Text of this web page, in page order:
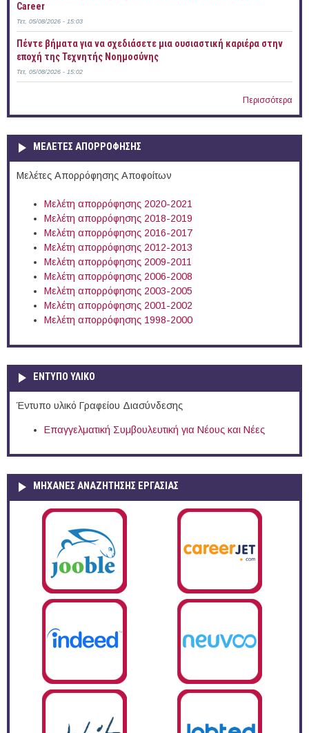
Career
Τετ, 05/08/2026 - 15:03
Πέντε βήματα για να σχεδιάσετε μια ουσιαστική καριέρα στην
εποχή της Τεχνητής Νοημοσύνης
Τετ, 05/08/2026 - 15:02
Περισσότερα
ΜΕΛΕΤΕΣ ΑΠΟΡΡΟΦΗΣΗΣ
Μελέτες Απορρόφησης Αποφοίτων
Μελέτη απορρόφησης 2020-2021
Μελέτη απορρόφησης 2018-2019
Μελέτη απορρόφησης 2016-2017
Μελέτη απορρόφησης 2012-2013
Μελέτη απορρόφησης 2009-2011
Μελέτη απορρόφησης 2006-2008
Μελέτη απορρόφησης 2003-2005
Μελέτη απορρόφησης 2001-2002
Μελέτη απορρόφησης 1998-2000
ΕΝΤΥΠΟ ΥΛΙΚΟ
Έντυπο υλικό Γραφείου Διασύνδεσης
Επαγγελματική Συμβουλευτική για Νέους και Νέες
ΜΗΧΑΝΕΣ ΑΝΑΖΗΤΗΣΗΣ ΕΡΓΑΣΙΑΣ